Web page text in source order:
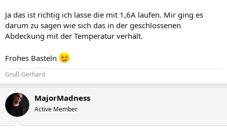
Ja das ist richtig ich lasse die mit 1,6A laufen. Mir ging es
darum zu sagen wie sich das in der geschlossenen
Abdeckung mit der Temperatur verhält.
Frohes Basteln
Gruß Gerhard
MajorMadness
Active Member